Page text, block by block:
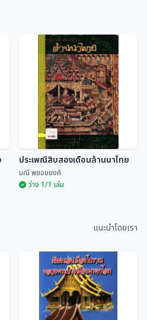
ประเพณีสิบสองเดือนล้านนาไทย
มณี พยอมยงค์
ว่าง 1/1 เล่ม
แนะนำโดยเรา